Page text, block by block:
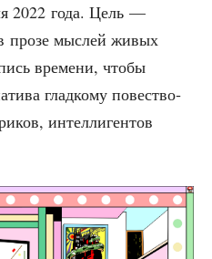
2022 года. Цель —
про­зе мыс­лей живых
вре­ме­ни, что­бы
глад­ко­му повест­во­
интел­ли­ген­тов